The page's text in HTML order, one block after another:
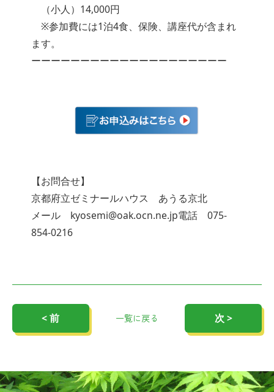
（小人）14,000円
※参加費には1泊4食、保険、講座代が含まれ
ます。
ーーーーーーーーーーーーーーーーーーーー
【お問合せ】
京都府立ゼミナールハウス あうる京北
メール kyosemi@oak.ocn.ne.jp電話 075-
854-0216
< 前 一覧に戻る 次 >